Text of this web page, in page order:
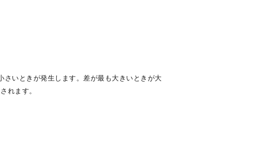
いときが発生します。差が最も大きいときが大
れます。